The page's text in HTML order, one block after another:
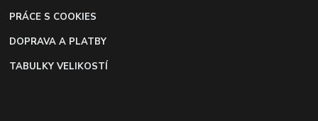
PRÁCE S COOKIES
DOPRAVA A PLATBY
TABULKY VELIKOSTÍ